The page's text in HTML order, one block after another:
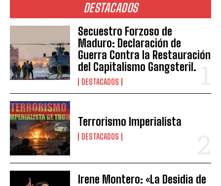
DESTACADOS
Secuestro Forzoso de
Maduro: Declaración de
Guerra Contra la Restauración
del Capitalismo Gangsteril.
DESTACADOS
Terrorismo Imperialista
DESTACADOS
Irene Montero: «La Desidia de